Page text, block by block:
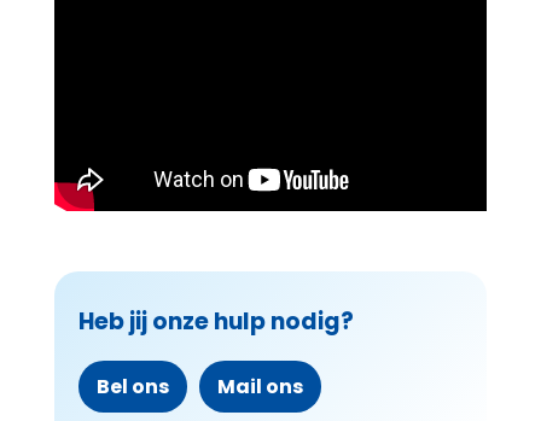
Heb jij onze hulp nodig?
Bel ons Mail ons